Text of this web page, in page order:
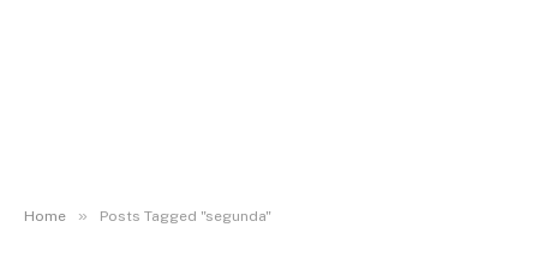
Home » Posts Tagged "segunda"